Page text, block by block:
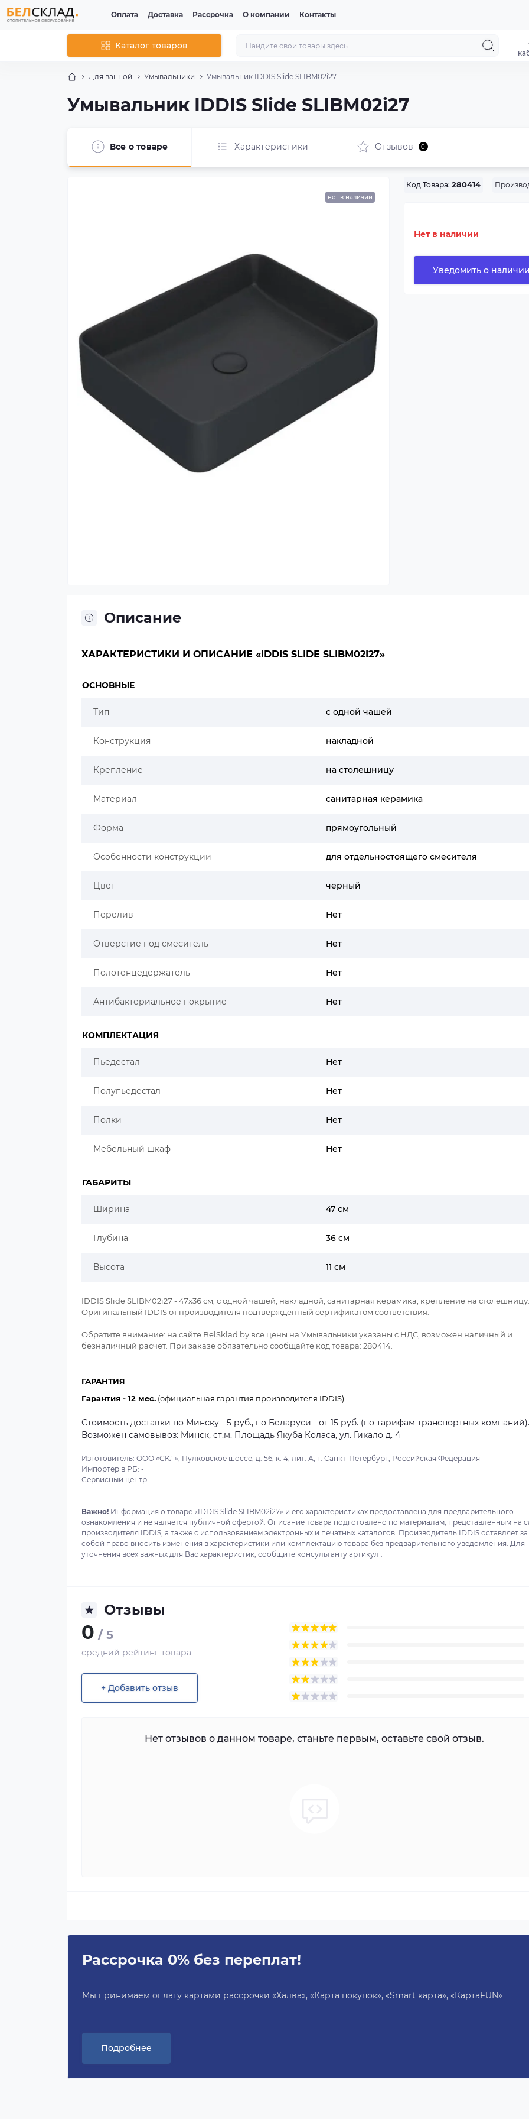
Оплата Доставка Рассрочка О компании Контакты
Каталог товаров
Для ванной Умывальники Умывальник IDDIS Slide SLIBM02i27
Умывальник IDDIS Slide SLIBM02i27
Все о товаре Характеристики Отзывов 0
нет в наличии
Код Товара: 280414
Нет в наличии
Уведомить о
Описание
ХАРАКТЕРИСТИКИ И ОПИСАНИЕ «IDDIS SLIDE SLIBM02I27»
ОСНОВНЫЕ
Тип с одной чашей
Конструкция накладной
Крепление на столешницу
Материал санитарная керамика
Форма прямоугольный
Особенности конструкции для отдельностоящего смесителя
Цвет черный
Перелив Нет
Отверстие под смеситель Нет
Полотенцедержатель Нет
Антибактериальное покрытие Нет
КОМПЛЕКТАЦИЯ
Пьедестал Нет
Полупьедестал Нет
Полки Нет
Мебельный шкаф Нет
ГАБАРИТЫ
Ширина 47 см
Глубина 36 см
Высота 11 см
IDDIS Slide SLIBM02i27 - 47x36 см, с одной чашей, накладной, санитарная керамика, крепление на столешницу.
Оригинальный IDDIS от производителя подтверждённый сертификатом соответствия.
Обратите внимание: на сайте BelSklad.by все цены на Умывальники указаны с НДС, возможен наличный и
безналичный расчет. При заказе обязательно сообщайте код товара: 280414.
ГАРАНТИЯ
Гарантия - 12 мес. (официальная гарантия производителя IDDIS).
Стоимость доставки по Минску - 5 руб., по Беларуси - от 15 руб. (по тарифам транспортных компаний).
Возможен самовывоз: Минск, ст.м. Площадь Якуба Коласа, ул. Гикало д. 4
Изготовитель: ООО «СКЛ», Пулковское шоссе, д. 56, к. 4, лит. А, г. Санкт-Петербург, Российская Федерация
Импортер в РБ: -
Сервисный центр: -
Важно! Информация о товаре «IDDIS Slide SLIBM02i27» и его характеристиках предоставлена для предварительного
ознакомления и не является публичной офертой. Описание товара подготовлено по материалам, представленным на
производителя IDDIS, а также с использованием электронных и печатных каталогов. Производитель IDDIS оставляет за
собой право вносить изменения в характеристики или комплектацию товара без предварительного уведомления. Для
уточнения всех важных для Вас характеристик, сообщите консультанту артикул .
Отзывы
0 / 5
средний рейтинг товара
+ Добавить отзыв
Нет отзывов о данном товаре, станьте первым, оставьте свой отзыв.
Рассрочка 0% без переплат!
Мы принимаем оплату картами рассрочки «Халва», «Карта покупок», «Smart карта», «КартаFUN»
Подробнее